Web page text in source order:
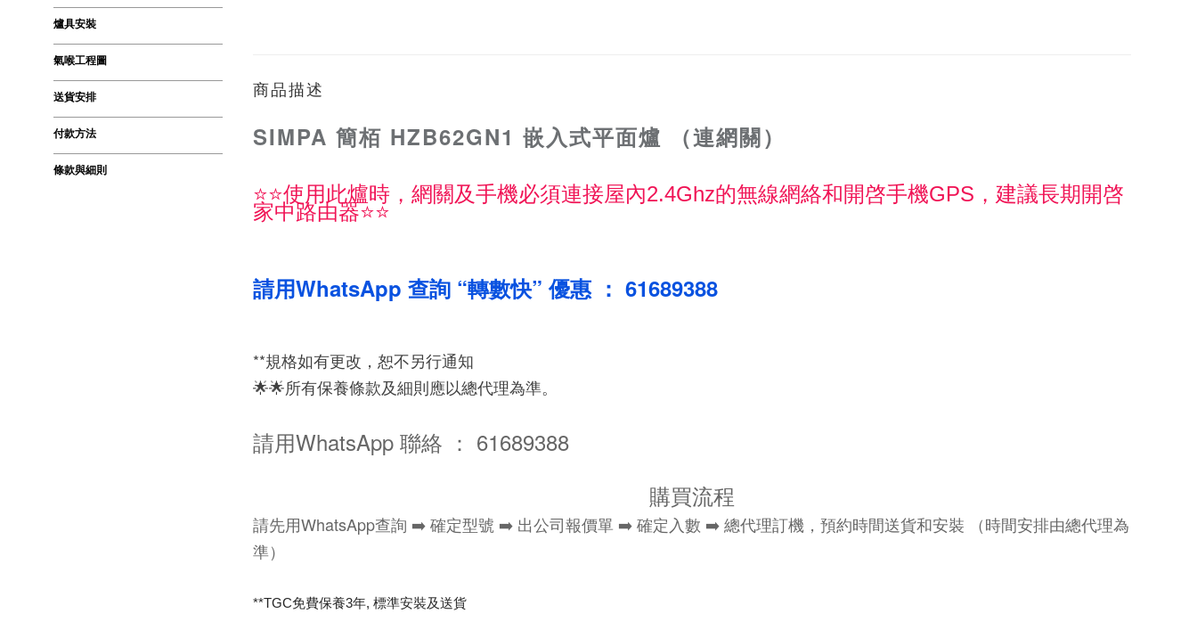
爐具安裝
氣喉工程圖
送貨安排
付款方法
條款與細則
商品描述
SIMPA 簡栢 HZB62GN1 嵌入式平面爐 （連網關）
⭐️⭐️使用此爐時，網關及手機必須連接屋內2.4Ghz的無線網絡和開啓手機GPS，建議長期開啓
家中路由器⭐️⭐️
請用WhatsApp 查詢 “轉數快” 優惠 ： 61689388
**規格如有更改，恕不另行通知
🌟🌟所有保養條款及細則應以總代理為準。
請用WhatsApp 聯絡 ： 61689388
購買流程
請先用WhatsApp查詢 ➡️ 確定型號 ➡️ 出公司報價單 ➡️ 確定入數 ➡️ 總代理訂機，預約時間送貨和安裝 （時間安排由總代理為
準）
**TGC免費保養3年, 標準安裝及送貨